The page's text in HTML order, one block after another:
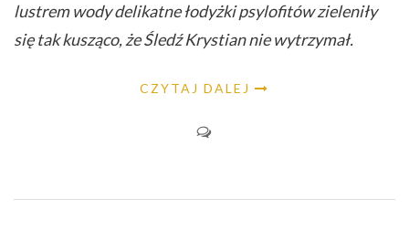
lustrem wody delikatne łodyżki psylofitów zieleniły
się tak kusząco, że Śledź Krystian nie wytrzymał.
CZYTAJ DALEJ